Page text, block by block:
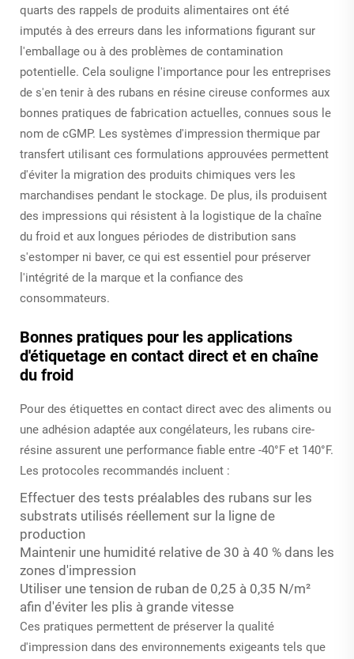
quarts des rappels de produits alimentaires ont été
imputés à des erreurs dans les informations figurant sur
l'emballage ou à des problèmes de contamination
potentielle. Cela souligne l'importance pour les entreprises
de s'en tenir à des rubans en résine cireuse conformes aux
bonnes pratiques de fabrication actuelles, connues sous le
nom de cGMP. Les systèmes d'impression thermique par
transfert utilisant ces formulations approuvées permettent
d'éviter la migration des produits chimiques vers les
marchandises pendant le stockage. De plus, ils produisent
des impressions qui résistent à la logistique de la chaîne
du froid et aux longues périodes de distribution sans
s'estomper ni baver, ce qui est essentiel pour préserver
l'intégrité de la marque et la confiance des
consommateurs.
Bonnes pratiques pour les applications
d'étiquetage en contact direct et en chaîne
du froid
Pour des étiquettes en contact direct avec des aliments ou
une adhésion adaptée aux congélateurs, les rubans cire-
résine assurent une performance fiable entre -40°F et 140°F.
Les protocoles recommandés incluent :
Effectuer des tests préalables des rubans sur les
substrats utilisés réellement sur la ligne de
production
Maintenir une humidité relative de 30 à 40 % dans les
zones d'impression
Utiliser une tension de ruban de 0,25 à 0,35 N/m²
afin d'éviter les plis à grande vitesse
Ces pratiques permettent de préserver la qualité
d'impression dans des environnements exigeants tels que